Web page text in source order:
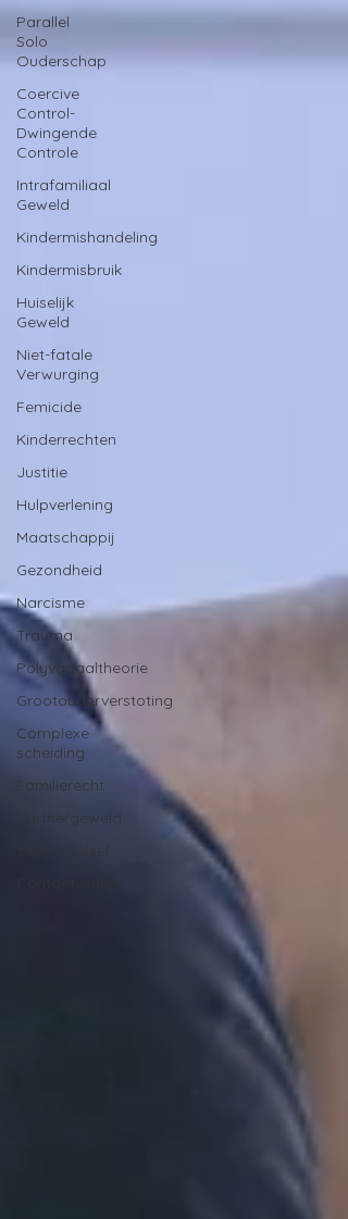
Parallel
Solo
Ouderschap
Coercive
Control-
Dwingende
Controle
Intrafamiliaal
Geweld
Kindermishandeling
Kindermisbruik
Huiselijk
Geweld
Niet-fatale
Verwurging
Femicide
Kinderrechten
Justitie
Hulpverlening
Maatschappij
Gezondheid
Narcisme
Trauma
Polyvagaaltheorie
Grootouderverstoting
Complexe
scheiding
Familierecht
Partnergeweld
Zenuwstelsel